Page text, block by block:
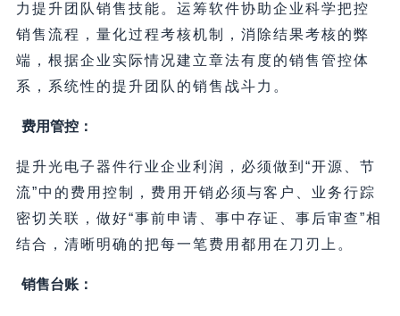
力提升团队销售技能。运筹软件协助企业科学把控
销售流程，量化过程考核机制，消除结果考核的弊
端，根据企业实际情况建立章法有度的销售管控体
系，系统性的提升团队的销售战斗力。
费用管控：
提升光电子器件行业企业利润，必须做到“开源、节
流”中的费用控制，费用开销必须与客户、业务行踪
密切关联，做好“事前申请、事中存证、事后审查”相
结合，清晰明确的把每一笔费用都用在刀刃上。
销售台账：